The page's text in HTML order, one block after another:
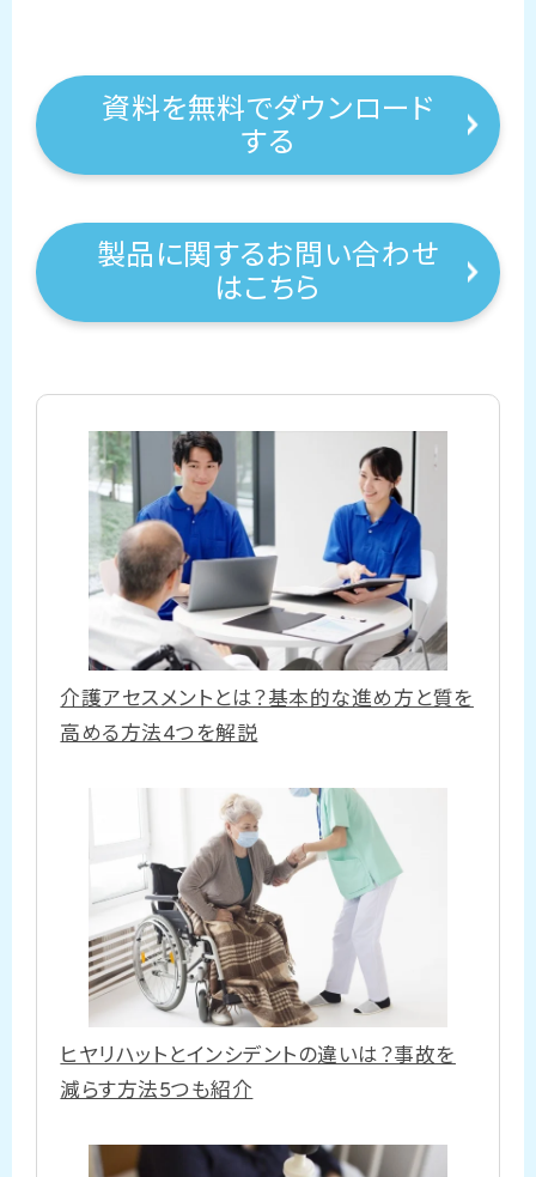
資料を無料でダウンロード
する
製品に関するお問い合わせ
はこちら
介護アセスメントとは？基本的な進め方と質を
高める方法4つを解説
ヒヤリハットとインシデントの違いは？事故を
減らす方法5つも紹介